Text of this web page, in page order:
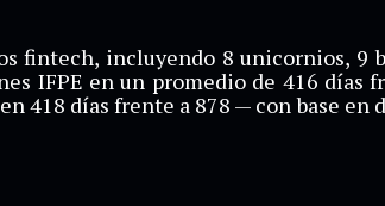
fintech, incluyendo 8 unicornios, 9
IFPE en un promedio de 416 días
418 días frente a 878 — con base en